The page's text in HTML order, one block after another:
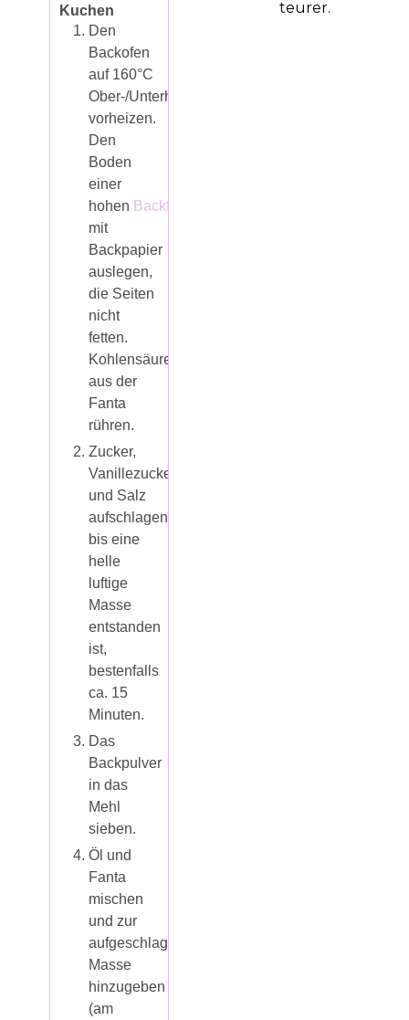
Kuchen
Den
Backofen
auf 160°C
Ober-/Unterhitze
vorheizen.
Den
Boden
einer
hohen Backform
mit
Backpapier
auslegen,
die Seiten
nicht
fetten.
Kohlensäure
aus der
Fanta
rühren.
Zucker,
Vanillezucker, Eier
und Salz
aufschlagen,
bis eine
helle
luftige
Masse
entstanden
ist,
bestenfalls
ca. 15
Minuten.
Das
Backpulver
in das
Mehl
sieben.
Öl und
Fanta
mischen
und zur
aufgeschlagenen
Masse
hinzugeben
(am
teurer.